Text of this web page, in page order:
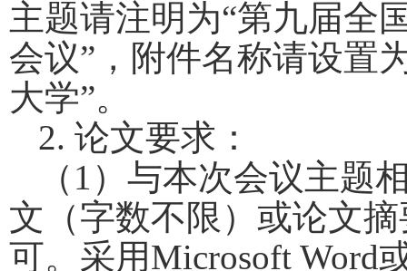
主题请注明为“第九届全
会议”，附件名称请设置
大学”。
2.论文要求：
（ 1 ）与本次会议主题
文（字数不限）或论文
可。采用Microsoft Word